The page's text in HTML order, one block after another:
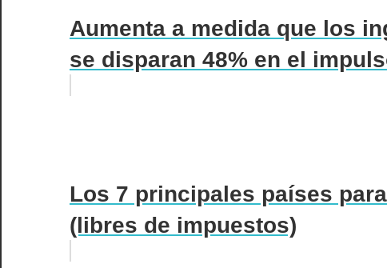
Aumenta a medida que los
se disparan 48% en el
Los 7 principales países
(libres de impuestos)